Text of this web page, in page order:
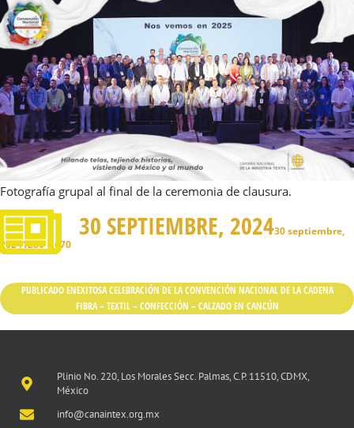
Fotografía grupal al final de la ceremonia de clausura.
30 SEPTIEMBRE, 202430 septiembre,
20241280 × 670
PUBLICADO ENEXITOSA CELEBRACIÓN DE LA CONVENCIÓN NACIONAL DE LA CADENA
FIBRA – TEXTIL – CONFECCIÓN – CALZADO EN CANCÚN
Plinio No. 220, Los Morales Secc. Palmas, C.P. 11510, CDMX,
México
info@canaintex.org.mx